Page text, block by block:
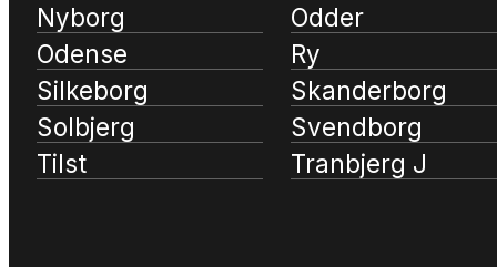
Nyborg
Odder
Odense
Ry
Silkeborg
Skanderborg
Solbjerg
Svendborg
Tilst
Tranbjerg J